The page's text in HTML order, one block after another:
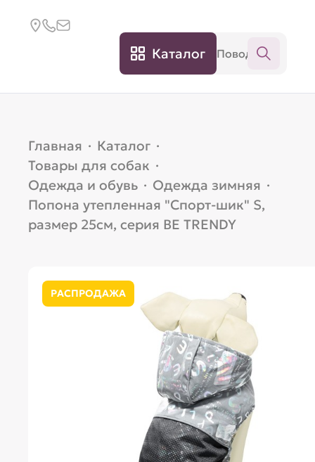
Каталог
Главная · Каталог ·
Товары для собак ·
Одежда и обувь · Одежда зимняя ·
Попона утепленная "Спорт-шик" S,
размер 25см, серия BE TRENDY
РАСПРОДАЖА